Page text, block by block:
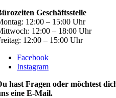
Geschäftsstelle
12:00 – 15:00 Uhr
12:00 – 18:00 Uhr
12:00 – 15:00 Uhr
Facebook
Instagram
hast Fragen oder möchtest
eine E-Mail.